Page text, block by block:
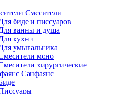
Смесители
биде и писсуаров
ванны и душа
кухни
умывальника
моно
хирургические
Санфаянс